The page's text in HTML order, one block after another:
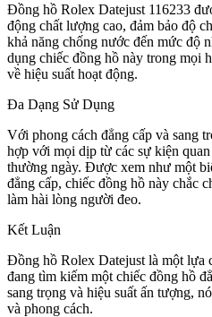
Đồng hồ Rolex Datejust 116233
động chất lượng cao, đảm bảo độ
khả năng chống nước đến mức độ
dụng chiếc đồng hồ này trong mọi
về hiệu suất hoạt động.
Đa Dạng Sử Dụng
Với phong cách đẳng cấp và sang
hợp với mọi dịp từ các sự kiện
thường ngày. Được xem như một
đẳng cấp, chiếc đồng hồ này chắc
làm hài lòng người đeo.
Kết Luận
Đồng hồ Rolex Datejust là một lựa
đang tìm kiếm một chiếc đồng hồ
sang trọng và hiệu suất ấn tượng,
và phong cách.